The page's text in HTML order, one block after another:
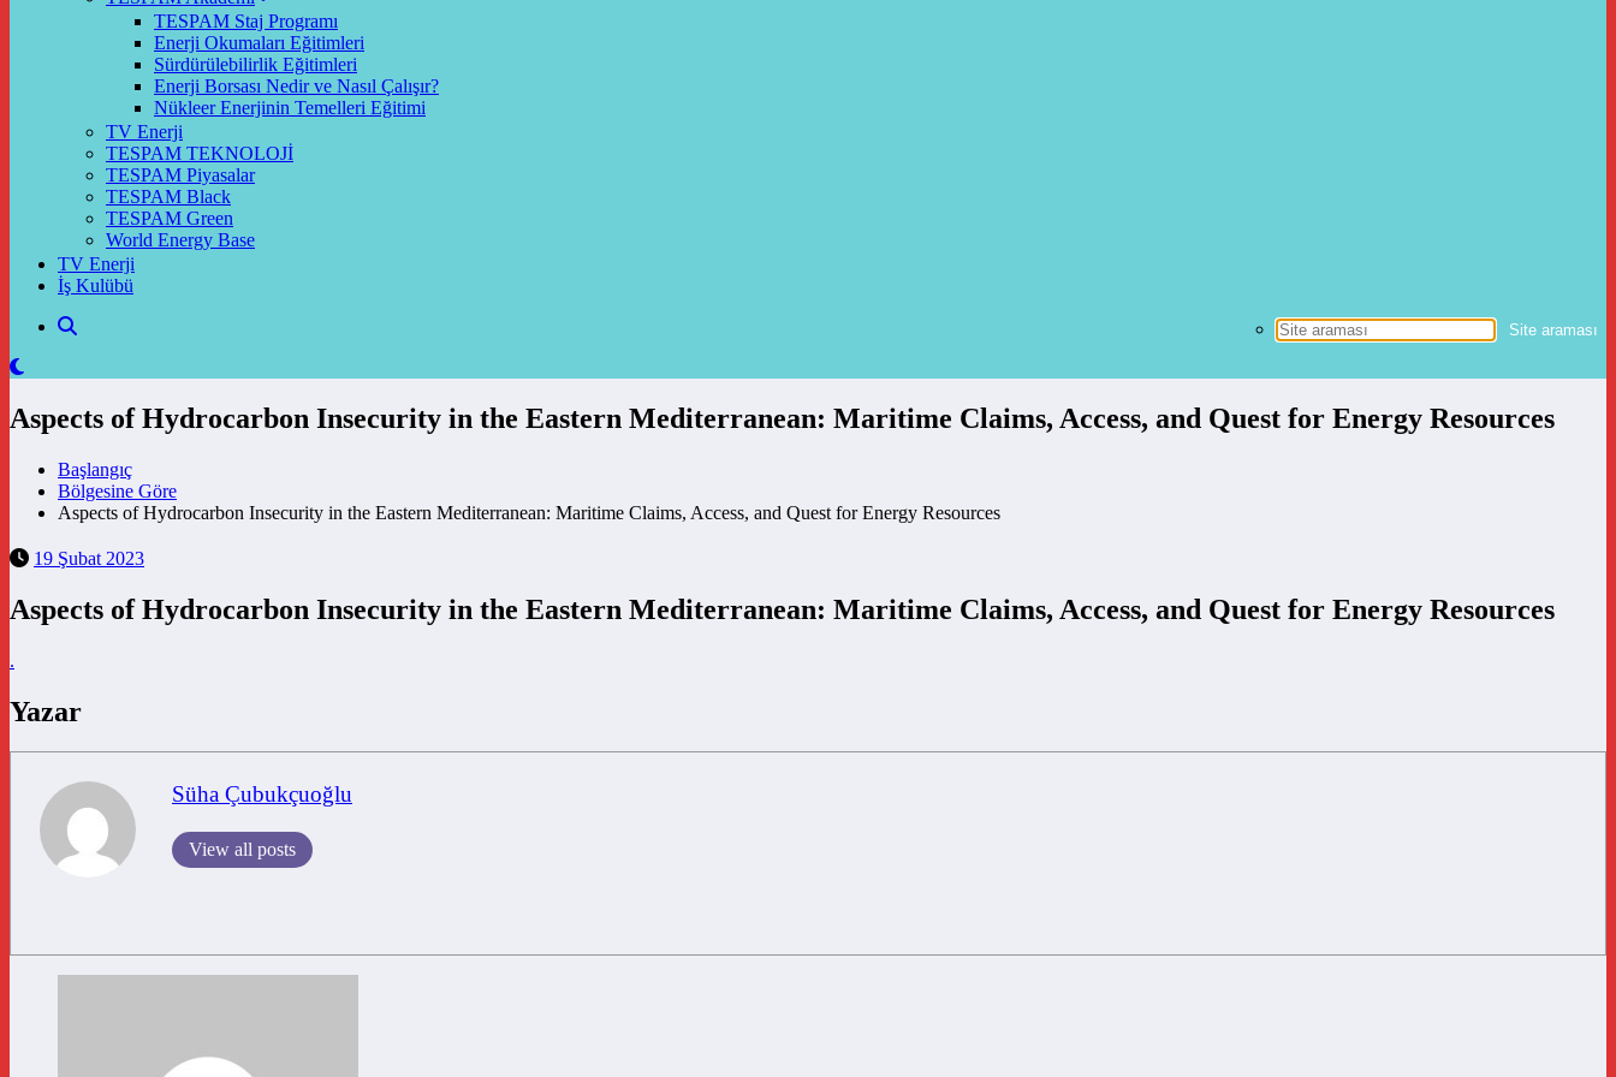
TESPAM Staj Programı
Enerji Okumaları Eğitimleri
Sürdürülebilirlik Eğitimleri
Enerji Borsası Nedir ve Nasıl Çalışır?
Nükleer Enerjinin Temelleri Eğitimi
TV Enerji
TESPAM TEKNOLOJİ
TESPAM Piyasalar
TESPAM Black
TESPAM Green
World Energy Base
TV Enerji
İş Kulübü
Aspects of Hydrocarbon Insecurity in the Eastern Mediterranean: Maritime Claims, Access, and Quest for Energy Resources
Başlangıç
Bölgesine Göre
Aspects of Hydrocarbon Insecurity in the Eastern Mediterranean: Maritime Claims, Access, and Quest for Energy Resources
19 Şubat 2023
Aspects of Hydrocarbon Insecurity in the Eastern Mediterranean: Maritime Claims, Access, and Quest for Energy Resources
.
Yazar
Süha Çubukçuoğlu
View all posts